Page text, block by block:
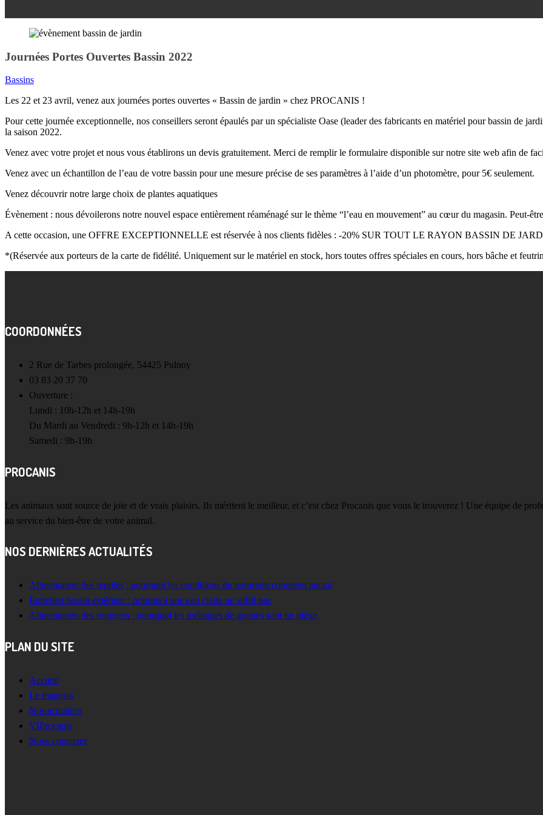
Journées Portes Ouvertes Bassin 2022
Bassins
Les 22 et 23 avril, venez aux journées portes ouvertes « Bassin de jardin » chez PROCANIS !
Pour cette journée exceptionnelle, nos conseillers seront épaulés par un spécialiste Oase (leader des fabricants en matériel pour bassin de
la saison 2022.
Venez avec votre projet et nous vous établirons un devis gratuitement. Merci de remplir le formulaire disponible sur notre site web afin de
Venez avec un échantillon de l’eau de votre bassin pour une mesure précise de ses paramètres à l’aide d’un photomètre, pour 5€ seulement.
Venez découvrir notre large choix de plantes aquatiques
Évènement : nous dévoilerons notre nouvel espace entièrement réaménagé sur le thème “l’eau en mouvement” au cœur du magasin. Peut-
A cette occasion, une OFFRE EXCEPTIONNELLE est réservée à nos clients fidèles : -20% SUR TOUT LE RAYON BASSIN DE
*(Réservée aux porteurs de la carte de fidélité. Uniquement sur le matériel en stock, hors toutes offres spéciales en cours, hors bâche et
COORDONNÉES
2 Rue de Tarbes prolongée, 54425 Pulnoy
03 83 20 37 70
Ouverture :
Lundi : 10h-12h et 14h-19h
Du Mardi au Vendredi : 9h-12h et 14h-19h
Samedi : 9h-19h
PROCANIS
Les animaux sont source de joie et de vrais plaisirs. Ils méritent le meilleur, et c’est chez Procanis que vous le trouverez ! Une équipe de
au service du bien-être de votre animal.
NOS DERNIÈRES ACTUALITÉS
Alimentation des reptiles : pourquoi les conditions du terrarium comptent autant
Entretien bassin extérieur : pourquoi une eau claire ne suffit pas
Alimentation des rongeurs : pourquoi les mélanges de graines sont un piège
PLAN DU SITE
Accueil
Le magasin
Nos actualités
VIProcanis
Nous contacter